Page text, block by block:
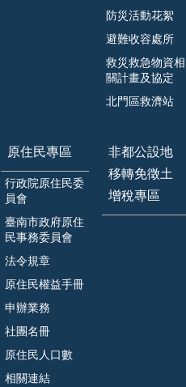
防災活動花絮
避難收容處所
救災救急物資相
關計畫及協定
北門區救濟站
原住民專區
行政院原住民委
員會
臺南市政府原住
民事務委員會
法令規章
原住民權益手冊
申辦業務
社團名冊
原住民人口數
相關連結
非都公設地
移轉免徵土
增稅專區